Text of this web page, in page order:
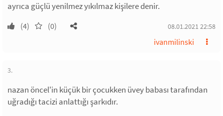
ayrıca güçlü yenilmez yıkılmaz kişilere denir.
(4) (0) 08.01.2021 22:58
ivanmilinski
3.
nazan öncel'in küçük bir çocukken üvey babası tarafından
uğradığı tacizi anlattığı şarkıdır.